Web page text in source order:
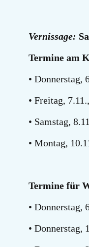
Vernissage:
Termine am
• Donnerstag,
• Freitag,
• Samstag,
• Montag,
Termine für
• Donnerstag,
• Donnerstag,